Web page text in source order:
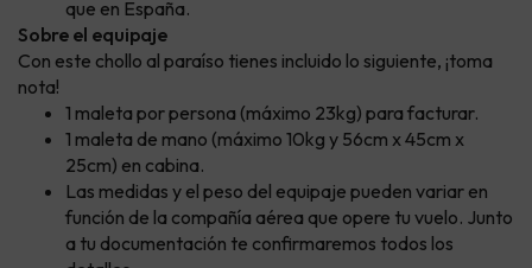
que en España.
Sobre el equipaje
Con este chollo al paraíso tienes incluido lo siguiente, ¡toma
nota!
1 maleta por persona (máximo 23kg) para facturar.
1 maleta de mano (máximo 10kg y 56cm x 45cm x
25cm) en cabina.
Las medidas y el peso del equipaje pueden variar en
función de la compañía aérea que opere tu vuelo. Junto
a tu documentación te confirmaremos todos los